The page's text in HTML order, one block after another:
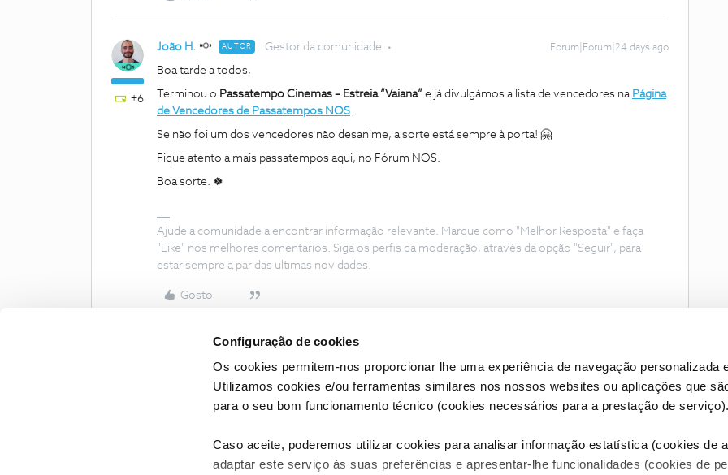
Configuração de cookies
Os cookies permitem-nos proporcionar lhe uma experiência de navegação personalizada
Utilizamos cookies e/ou ferramentas similares nos nossos websites ou aplicações que
para o seu bom funcionamento técnico (cookies necessários para a prestação de serviço).
Caso aceite, poderemos utilizar cookies para analisar informação estatística (cookies de
adaptar este serviço às suas preferências e apresentar-lhe funcionalidades (cookies de
+6
João H. AUTOR Gestor da comunidade Forum|Forum|24 days ago
Boa tarde a todos,
Terminou o Passatempo Cinemas – Estreia “Vaiana” e já divulgámos a lista de vencedores na Página
de Vencedores de Passatempos NOS.
Se não foi um dos vencedores não desanime, a sorte está sempre à porta! 🤗
Fique atento a mais passatempos aqui, no Fórum NOS.
Boa sorte. 🍀
Ajude a comunidade a encontrar informação relevante. Marque como "Melhor Resposta" e faça
"Like" nos melhores comentários. Siga os perfis da moderação, através da opção "Seguir", para
estar sempre a par das ultimas novidades.
Gosto
Condições do Fórum NOS Accessibility statement